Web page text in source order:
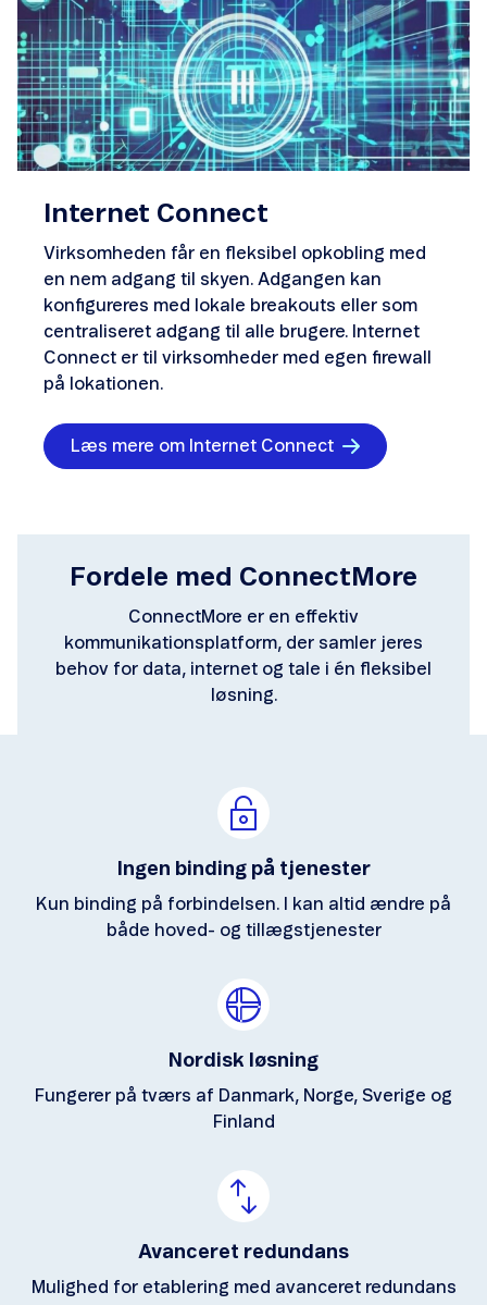
Internet Connect
Virksomheden får en fleksibel opkobling med
en nem adgang til skyen. Adgangen kan
konfigureres med lokale breakouts eller som
centraliseret adgang til alle brugere. Internet
Connect er til virksomheder med egen firewall
på lokationen.
Læs mere om Internet Connect
Fordele med ConnectMore
ConnectMore er en effektiv
kommunikationsplatform, der samler jeres
behov for data, internet og tale i én fleksibel
løsning.
Ingen binding på tjenester
Kun binding på forbindelsen. I kan altid ændre på
både hoved- og tillægstjenester
Nordisk løsning
Fungerer på tværs af Danmark, Norge, Sverige og
Finland
Avanceret redundans
Mulighed for etablering med avanceret redundans